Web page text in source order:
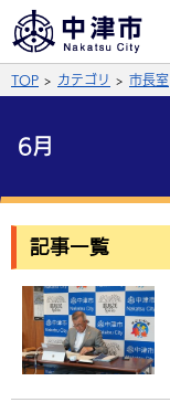
黒
Facebook
サイト内検索
総合メニュー
くらしの情報
TOP カテゴリ 市長室
6月
記事一覧